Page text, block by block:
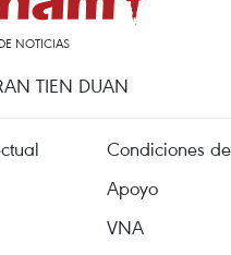
NOTICIAS
TIEN DUAN
Condiciones
Apoyo
VNA